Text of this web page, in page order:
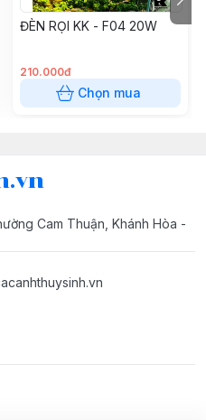
câyxanh – đỏ đẹp tự nhiên
các loại đèn cùng phân
trưng bày, hồ để bàn, hồ
MỚI
ĐÈN RỌI KK - F04 20W
210.000đ
Chọn mua
Cam Thuận, Khánh Hòa -